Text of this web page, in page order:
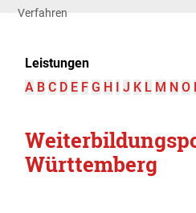
Verfahren
Leistungen
A B C D E F G H I J K L M N O
Württemberg